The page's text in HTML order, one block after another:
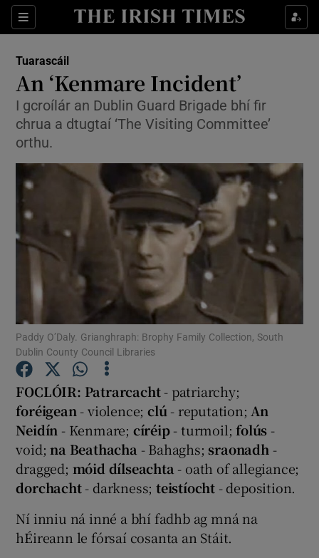
Sections Show Environment sub sections
Show Motors sub sections
Show Podcasts sub sections
Show Gaeilge sub sections
Show History sub sections
Tuarascáil
An ‘Kenmare Incident’
I gcroílár an Dublin Guard Brigade bhí fir
chrua a dtugtaí ‘The Visiting Committee’
orthu.
Paddy O’Daly. Grianghraph: Brophy Family Collection, South
Dublin County Council Libraries
FOCLÓIR: Patrarcacht- patriarchy;
foréigean- violence;clú- reputation; An
Neidín - Kenmare; círéip- turmoil;folús -
void;na Beathacha- Bahaghs; sraonadh-
dragged; móid dílseachta- oath of allegiance;
dorchacht- darkness;teistíocht - deposition.
Ní inniu ná inné a bhí fadhb ag mná na
hÉireann le fórsaí cosanta an Stáit.